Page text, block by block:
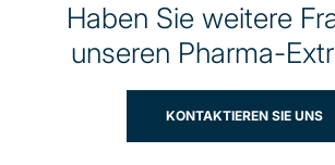
Haben Sie weitere
unseren Pharma-
KONTAKTIEREN SIE UNS